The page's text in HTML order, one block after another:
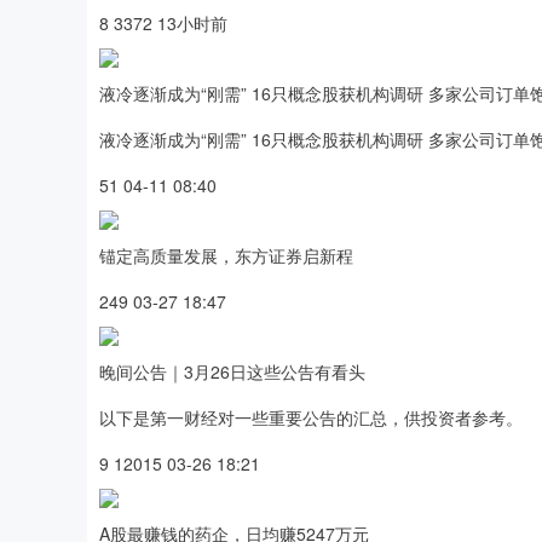
8 3372 13小时前
液冷逐渐成为“刚需” 16只概念股获机构调研 多家公司订单
液冷逐渐成为“刚需” 16只概念股获机构调研 多家公司订单
51 04-11 08:40
锚定高质量发展，东方证券启新程
249 03-27 18:47
晚间公告｜3月26日这些公告有看头
以下是第一财经对一些重要公告的汇总，供投资者参考。
9 12015 03-26 18:21
A股最赚钱的药企，日均赚5247万元